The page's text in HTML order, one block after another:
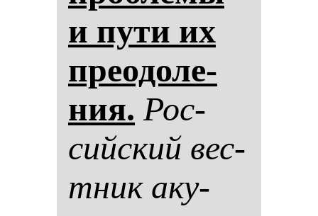
и пу­ти их
пре­одо­ле­
ния. Рос­
сий­ский вес­
тник аку­